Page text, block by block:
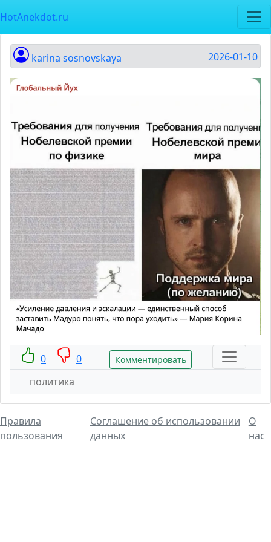
HotAnekdot.ru
karina sosnovskaya 2026-01-10
0 0 Комментировать
политика
Правила
пользования
Соглашение об использовании
данных
О
нас